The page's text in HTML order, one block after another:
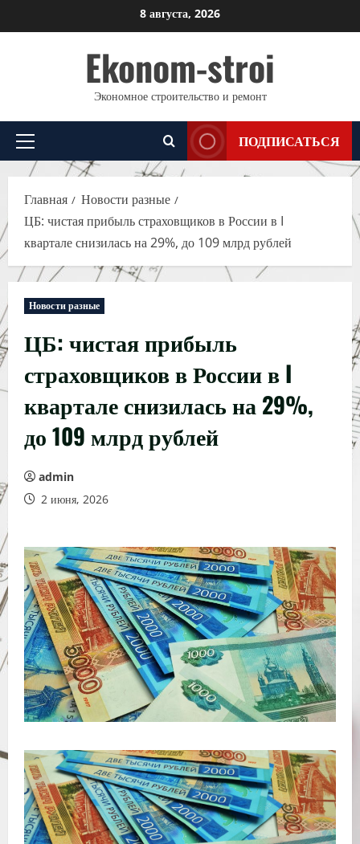
к
8 августа, 2026
Ekonom-stroi
Экономное строительство и ремонт
Основное
меню
ПОДПИСАТЬСЯ
Главная
Новости разные
ЦБ: чистая прибыль страховщиков в России в I
квартале снизилась на 29%, до 109 млрд рублей
Новости разные
ЦБ: чистая прибыль
страховщиков в России в I
квартале снизилась на 29%,
до 109 млрд рублей
admin
2 июня, 2026